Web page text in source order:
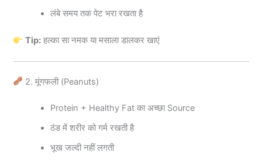
लंबे समय तक पेट भरा रखता है
Tip: हल्का सा नमक या मसाला डालकर खाएं
2. मूंगफली (Peanuts)
Protein + Healthy Fat का अच्छा Source
ठंड में शरीर को गर्म रखती है
भूख जल्दी नहीं लगती